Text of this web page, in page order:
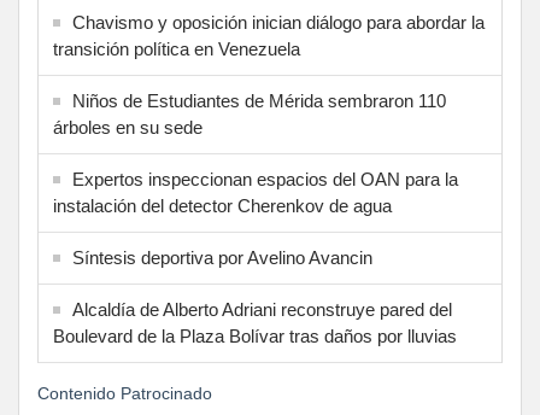
Chavismo y oposición inician diálogo para abordar la
transición política en Venezuela
Niños de Estudiantes de Mérida sembraron 110
árboles en su sede
Expertos inspeccionan espacios del OAN para la
instalación del detector Cherenkov de agua
Síntesis deportiva por Avelino Avancin
Alcaldía de Alberto Adriani reconstruye pared del
Boulevard de la Plaza Bolívar tras daños por lluvias
Contenido Patrocinado